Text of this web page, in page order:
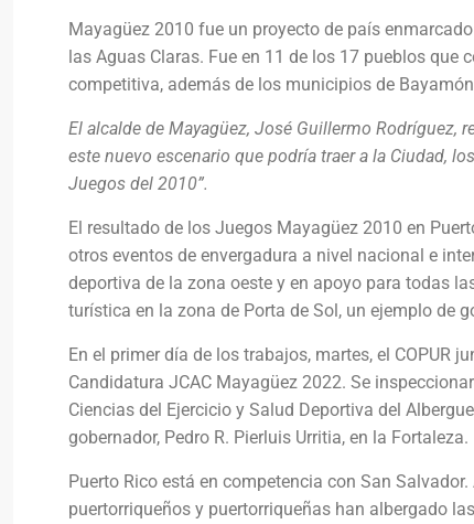
Mayagüez 2010 fue un proyecto de país
las Aguas Claras. Fue en 11 de los 17 pueblos
competitiva, además de los municipios de
El alcalde de Mayagüez, José Guillermo
este nuevo escenario que podría traer a la Ciudad,
Juegos del 2010”.
El resultado de los Juegos Mayagüez 2010 en
otros eventos de envergadura a nivel nacional e
deportiva de la zona oeste y en apoyo para todas
turística en la zona de Porta de Sol, un ejemplo de
En el primer día de los trabajos, martes, el COPUR
Candidatura JCAC Mayagüez 2022. Se
Ciencias del Ejercicio y Salud Deportiva del
gobernador, Pedro R. Pierluis Urritia, en la Fortaleza.
Puerto Rico está en competencia con San
puertorriqueños y puertorriqueñas han albergado